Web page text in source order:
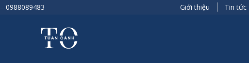
– 0988089483 Giới thiệu Tin tức